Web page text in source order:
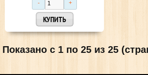
Показано с 1 по 25 из 25